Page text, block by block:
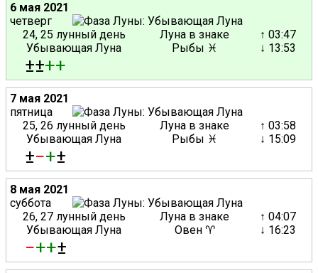
6 мая 2021
четверг
24, 25 лунный день
Убывающая Луна
Луна в знаке
Рыбы ♓
↑ 03:47
↓ 13:53
±±++
7 мая 2021
пятница
25, 26 лунный день
Убывающая Луна
Луна в знаке
Рыбы ♓
↑ 03:58
↓ 15:09
±−+±
8 мая 2021
суббота
26, 27 лунный день
Убывающая Луна
Луна в знаке
Овен ♈
↑ 04:07
↓ 16:23
−++±